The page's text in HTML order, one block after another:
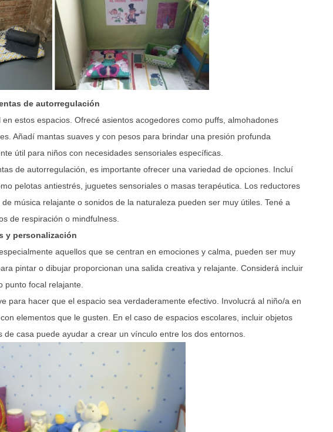
de autorregulación
estos espacios. Ofrecé asientos acogedores como puffs, almohadones
Añadí mantas suaves y con pesos para brindar una presión profunda
útil para niños con necesidades sensoriales específicas.
de autorregulación, es importante ofrecer una variedad de opciones. Incluí
pelotas antiestrés, juguetes sensoriales o masas terapéutica. Los reductores
música relajante o sonidos de la naturaleza pueden ser muy útiles. Tené a
de respiración o mindfulness.
y personalización
aquellos que se centran en emociones y calma, pueden ser muy
pintar o dibujar proporcionan una salida creativa y relajante. Considerá incluir
punto focal relajante.
para hacer que el espacio sea verdaderamente efectivo. Involucrá al niño/a en
elementos que le gusten. En el caso de espacios escolares, incluir objetos
de casa puede ayudar a crear un vínculo entre los dos entornos.